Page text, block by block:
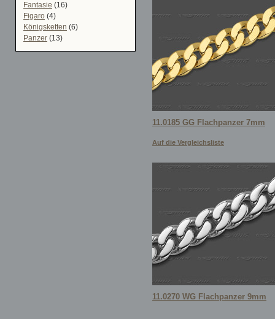
11.0185 GG Flachpanzer 7mm
Auf die Vergleichsliste
11.0270 WG Flachpanzer 9mm
Fantasie (16)
Figaro (4)
Königsketten (6)
Panzer (13)